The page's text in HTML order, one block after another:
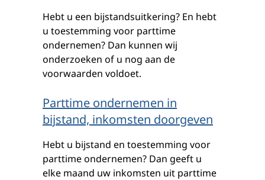
Hebt u een bijstandsuitkering? En hebt
u toestemming voor parttime
ondernemen? Dan kunnen wij
onderzoeken of u nog aan de
voorwaarden voldoet.
Parttime ondernemen in
bijstand, inkomsten doorgeven
Hebt u bijstand en toestemming voor
parttime ondernemen? Dan geeft u
elke maand uw inkomsten uit parttime